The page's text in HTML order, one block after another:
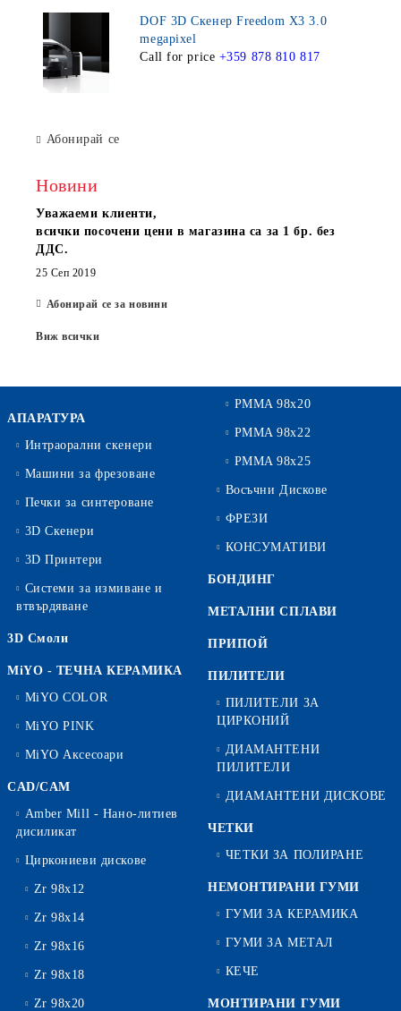
DOF 3D Скенер Freedom X3 3.0
megapixel
Call for price +359 878 810 817
Абонирай се
Новини
Уважаеми клиенти,
всички посочени цени в магазина са за 1 бр. без
ДДС.
25 Сеп 2019
Абонирай се за новини
Виж всички
АПАРАТУРА
Интраорални скенери
Машини за фрезоване
Печки за синтероване
3D Скенери
3D Принтери
Системи за измиване и
втвърдяване
3D Смоли
MiYO - ТЕЧНА КЕРАМИКА
MiYO COLOR
MiYO PINK
MiYO Аксесоари
CAD/CAM
Amber Mill - Нано-литиев
дисиликат
Циркониеви дискове
Zr 98x12
Zr 98x14
Zr 98x16
Zr 98x18
Zr 98x20
PMMA 98x20
PMMA 98x22
PMMA 98x25
Восъчни Дискове
ФРЕЗИ
КОНСУМАТИВИ
БОНДИНГ
МЕТАЛНИ СПЛАВИ
ПРИПОЙ
ПИЛИТЕЛИ
ПИЛИТЕЛИ ЗА
ЦИРКОНИЙ
ДИАМАНТЕНИ
ПИЛИТЕЛИ
ДИАМАНТЕНИ ДИСКОВЕ
ЧЕТКИ
ЧЕТКИ ЗА ПОЛИРАНЕ
НЕМОНТИРАНИ ГУМИ
ГУМИ ЗА КЕРАМИКА
ГУМИ ЗА МЕТАЛ
КЕЧЕ
МОНТИРАНИ ГУМИ